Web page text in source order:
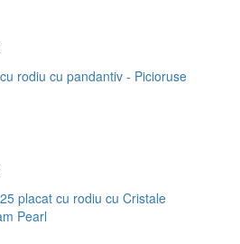
rodiu cu pandantiv - Picioruse
placat cu rodiu cu Cristale
Pearl